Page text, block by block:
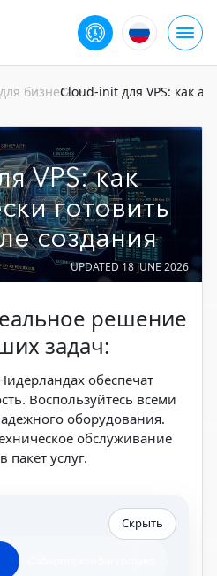
бизнесаCloud-init для VPS: как
VPS: как
готовить
создания
UPDATED 18 JUNE 2026
решение
задач:
обеспечат
Воспользуйтесь всеми
оборудования.
обслуживание
пакет услуг.
Скрыть